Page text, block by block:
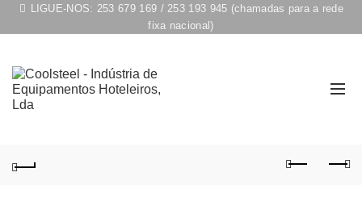
LIGUE-NOS: 253 679 169 /253 193 945 (chamadas para a rede
fixa nacional)